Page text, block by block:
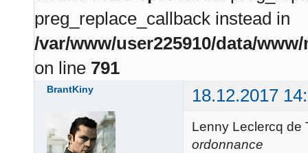
preg_replace_callback instead in
/var/www/user225910/data/
on line 791
BrantKiny 18.12.2017
Lenny Leclercq
ordonnance